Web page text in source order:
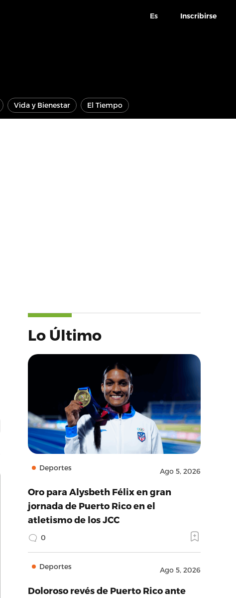
Es Inscribirse
Vida y Bienestar El Tiempo
Lo Último
Deportes Ago 5, 2026
Oro para Alysbeth Félix en gran
jornada de Puerto Rico en el
atletismo de los JCC
0
Deportes Ago 5, 2026
Doloroso revés de Puerto Rico ante